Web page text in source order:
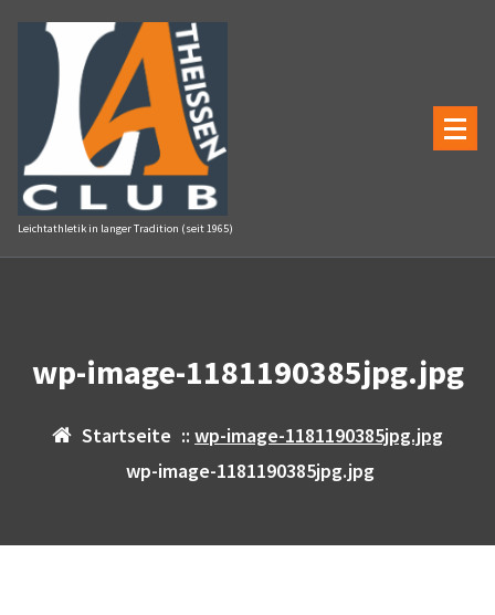
Inhalt
springen
Leichtathletik in langer Tradition (seit 1965)
wp-image-1181190385jpg.jpg
Startseite ::wp-image-1181190385jpg.jpg
wp-image-1181190385jpg.jpg